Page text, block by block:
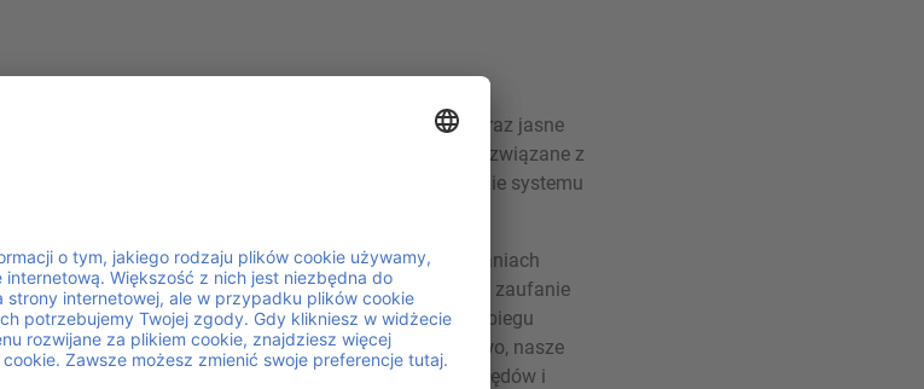
i partnerami stoją przejrzystość, niezawodność oraz jasne
definiują prawa i obowiązki, standaryzują procesy związane z
nośników ładunków, zapewniając płynne funkcjonowanie systemu
prawa, standardach branżowych oraz wymaganiach
bezpieczeństwo prawne i klarowność, wzmacniamy zaufanie
wspieramy zrównoważoną i efektywną gospodarkę w obiegu
przyszłościową wydajność łańcucha dostaw. Dodatkowo, nasze
nośników ładunków, minimalizując ryzyko błędów i